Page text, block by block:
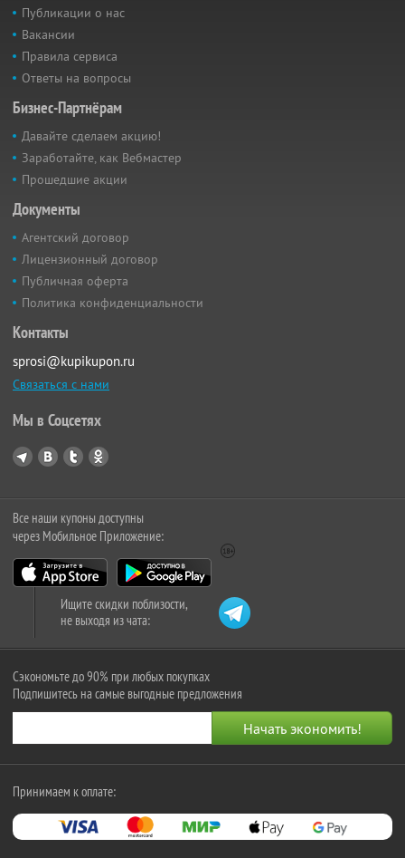
Публикации о нас
Вакансии
Правила сервиса
Ответы на вопросы
Бизнес-Партнёрам
Давайте сделаем акцию!
Заработайте, как Вебмастер
Прошедшие акции
Документы
Агентский договор
Лицензионный договор
Публичная оферта
Политика конфиденциальности
Контакты
sprosi@kupikupon.ru
Связаться с нами
Мы в Соцсетях
Все наши купоны доступны
через Мобильное Приложение:
Ищите скидки поблизости,
не выходя из чата:
Сэкономьте до 90% при любых покупках
Подпишитесь на самые выгодные предложения
Принимаем к оплате: